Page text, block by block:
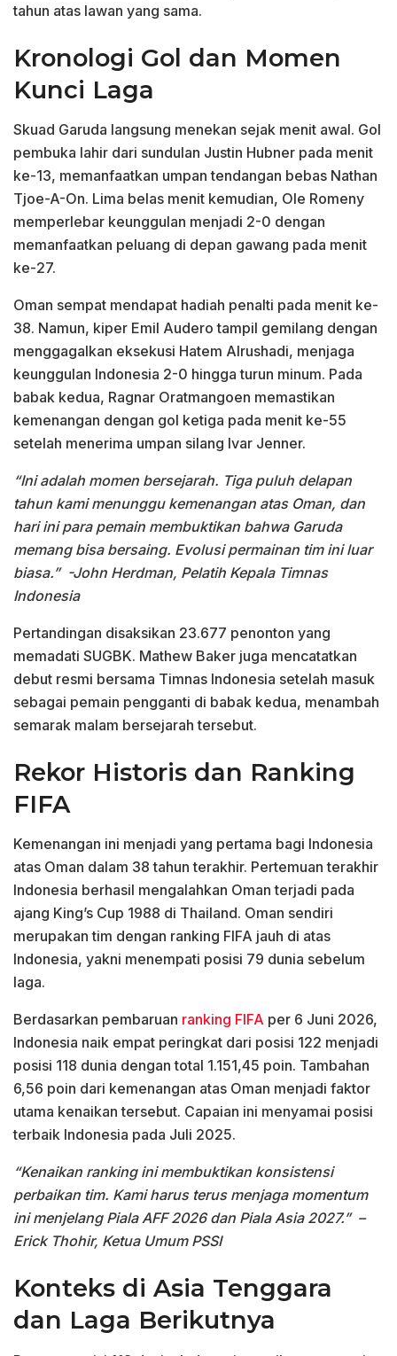
tahun atas lawan yang sama.
Kronologi Gol dan Momen
Kunci Laga
Skuad Garuda langsung menekan sejak menit awal. Gol
pembuka lahir dari sundulan Justin Hubner pada menit
ke-13, memanfaatkan umpan tendangan bebas Nathan
Tjoe-A-On. Lima belas menit kemudian, Ole Romeny
memperlebar keunggulan menjadi 2-0 dengan
memanfaatkan peluang di depan gawang pada menit
ke-27.
Oman sempat mendapat hadiah penalti pada menit ke-
38. Namun, kiper Emil Audero tampil gemilang dengan
menggagalkan eksekusi Hatem Alrushadi, menjaga
keunggulan Indonesia 2-0 hingga turun minum. Pada
babak kedua, Ragnar Oratmangoen memastikan
kemenangan dengan gol ketiga pada menit ke-55
setelah menerima umpan silang Ivar Jenner.
“Ini adalah momen bersejarah. Tiga puluh delapan
tahun kami menunggu kemenangan atas Oman, dan
hari ini para pemain membuktikan bahwa Garuda
memang bisa bersaing. Evolusi permainan tim ini luar
biasa.”-John Herdman, Pelatih Kepala Timnas
Indonesia
Pertandingan disaksikan 23.677 penonton yang
memadati SUGBK. Mathew Baker juga mencatatkan
debut resmi bersama Timnas Indonesia setelah masuk
sebagai pemain pengganti di babak kedua, menambah
semarak malam bersejarah tersebut.
Rekor Historis dan Ranking
FIFA
Kemenangan ini menjadi yang pertama bagi Indonesia
atas Oman dalam 38 tahun terakhir. Pertemuan terakhir
Indonesia berhasil mengalahkan Oman terjadi pada
ajang King’s Cup 1988 di Thailand. Oman sendiri
merupakan tim dengan ranking FIFA jauh di atas
Indonesia, yakni menempati posisi 79 dunia sebelum
laga.
Berdasarkan pembaruan ranking FIFA per 6 Juni 2026,
Indonesia naik empat peringkat dari posisi 122 menjadi
posisi 118 dunia dengan total 1.151,45 poin. Tambahan
6,56 poin dari kemenangan atas Oman menjadi faktor
utama kenaikan tersebut. Capaian ini menyamai posisi
terbaik Indonesia pada Juli 2025.
“Kenaikan ranking ini membuktikan konsistensi
perbaikan tim. Kami harus terus menjaga momentum
ini menjelang Piala AFF 2026 dan Piala Asia 2027.”–
Erick Thohir, Ketua Umum PSSI
Konteks di Asia Tenggara
dan Laga Berikutnya